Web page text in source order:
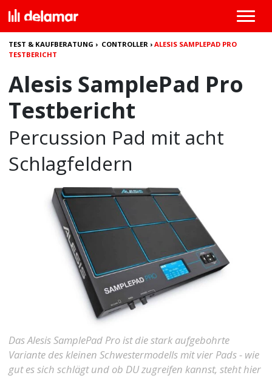
TEST & KAUFBERATUNG › CONTROLLER ›ALESIS SAMPLEPAD PRO
TESTBERICHT
Alesis SamplePad Pro
Testbericht
Percussion Pad mit acht
Schlagfeldern
Das Alesis SamplePad Pro ist die stark aufgebohrte
Variante des kleinen Schwestermodells mit vier Pads - wie
gut es sich schlägt und ob DU zugreifen kannst, steht hier